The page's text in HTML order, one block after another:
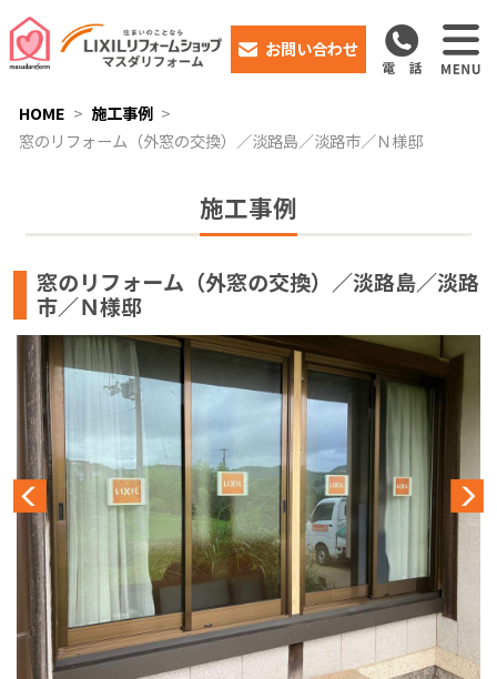
お問い合わせ
HOME
施工事例
窓のリフォーム（外窓の交換）／淡路島／淡路市／Ｎ様邸
施工事例
窓のリフォーム（外窓の交換）／淡路島／淡路
市／Ｎ様邸